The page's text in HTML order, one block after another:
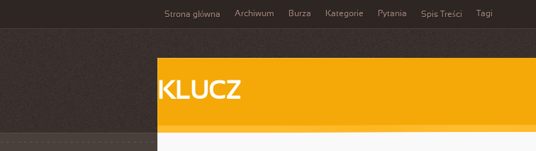
Strona główna Archiwum Burza Kategorie Pytania Spis Treści Tagi
KLUCZ